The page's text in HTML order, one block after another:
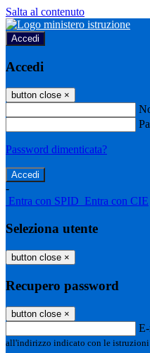
Salta al contenuto
Accedi
Accedi
button close ×
Password dimenticata?
-
Entra con SPID Entra con CIE
Seleziona utente
button close ×
Recupero password
button close ×
all'indirizzo indicato con le istruzioni